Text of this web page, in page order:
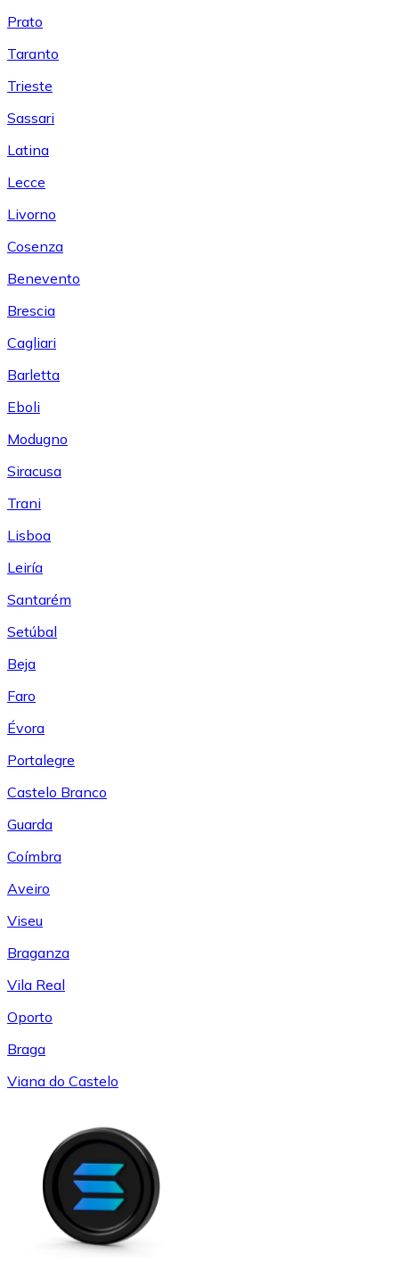
Prato
Taranto
Trieste
Sassari
Latina
Lecce
Livorno
Cosenza
Benevento
Brescia
Cagliari
Barletta
Eboli
Modugno
Siracusa
Trani
Lisboa
Leiría
Santarém
Setúbal
Beja
Faro
Évora
Portalegre
Castelo Branco
Guarda
Coímbra
Aveiro
Viseu
Braganza
Vila Real
Oporto
Braga
Viana do Castelo